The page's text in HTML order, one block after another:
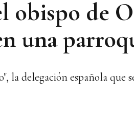
obispo de
una
la delegación española